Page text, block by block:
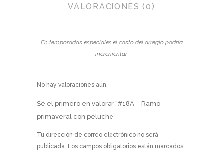
VALORACIONES (0)
En temporadas especiales el costo del arreglo podría
incrementar.
No hay valoraciones aún.
Sé el primero en valorar “#18A – Ramo
primaveral con peluche”
Tu dirección de correo electrónico no será
publicada. Los campos obligatorios están marcados